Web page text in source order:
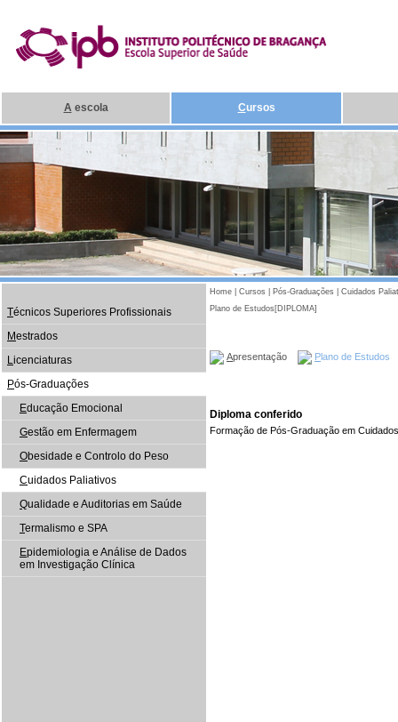
A escola Cursos
Técnicos Superiores Profissionais
Mestrados
Licenciaturas
Pós-Graduações
Educação Emocional
Gestão em Enfermagem
Obesidade e Controlo do Peso
Cuidados Paliativos
Qualidade e Auditorias em Saúde
Termalismo e SPA
Epidemiologia e Análise de Dados
em Investigação Clínica
Home Cursos Pós-Graduações
Cuidados
Plano de Estudos[DIPLOMA]
Apresentação Plano de Estudos
Diploma conferido
Formação de Pós-Graduação em